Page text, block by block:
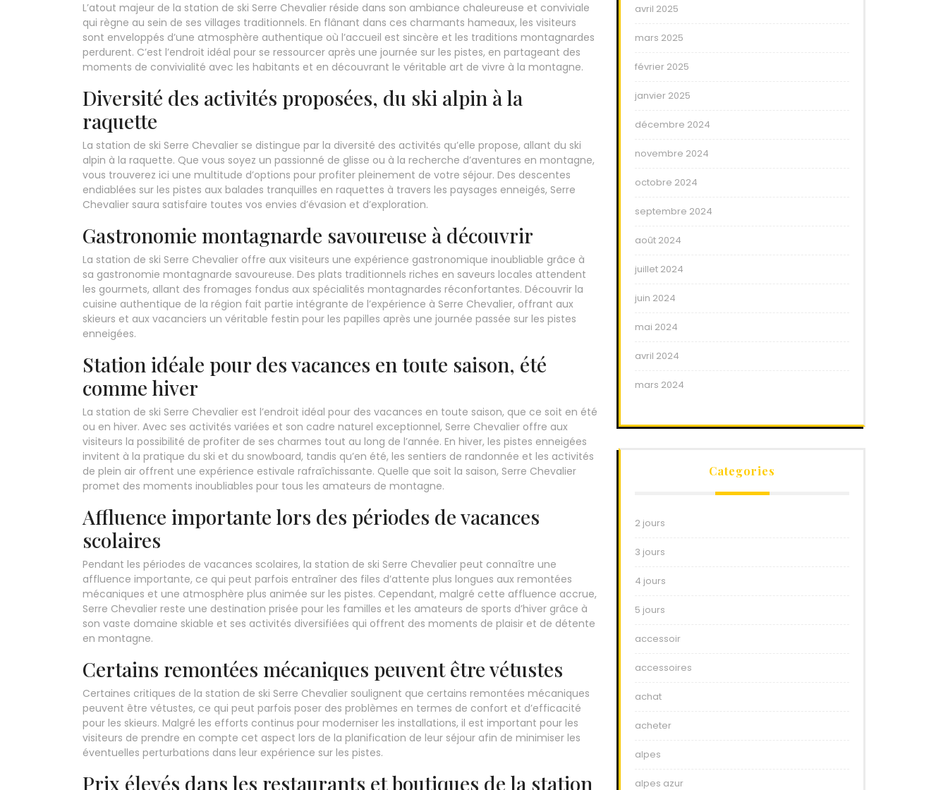
L’atout majeur de la station de ski Serre Chevalier réside dans son ambiance chaleureuse et conviviale
qui règne au sein de ses villages traditionnels. En flânant dans ces charmants hameaux, les visiteurs
sont enveloppés d’une atmosphère authentique où l’accueil est sincère et les traditions montagnardes
perdurent. C’est l’endroit idéal pour se ressourcer après une journée sur les pistes, en partageant des
moments de convivialité avec les habitants et en découvrant le véritable art de vivre à la montagne.
Diversité des activités proposées, du ski alpin à la
raquette
La station de ski Serre Chevalier se distingue par la diversité des activités qu’elle propose, allant du ski
alpin à la raquette. Que vous soyez un passionné de glisse ou à la recherche d’aventures en montagne,
vous trouverez ici une multitude d’options pour profiter pleinement de votre séjour. Des descentes
endiablées sur les pistes aux balades tranquilles en raquettes à travers les paysages enneigés, Serre
Chevalier saura satisfaire toutes vos envies d’évasion et d’exploration.
Gastronomie montagnarde savoureuse à découvrir
La station de ski Serre Chevalier offre aux visiteurs une expérience gastronomique inoubliable grâce à
sa gastronomie montagnarde savoureuse. Des plats traditionnels riches en saveurs locales attendent
les gourmets, allant des fromages fondus aux spécialités montagnardes réconfortantes. Découvrir la
cuisine authentique de la région fait partie intégrante de l’expérience à Serre Chevalier, offrant aux
skieurs et aux vacanciers un véritable festin pour les papilles après une journée passée sur les pistes
enneigées.
Station idéale pour des vacances en toute saison, été
comme hiver
La station de ski Serre Chevalier est l’endroit idéal pour des vacances en toute saison, que ce soit en été
ou en hiver. Avec ses activités variées et son cadre naturel exceptionnel, Serre Chevalier offre aux
visiteurs la possibilité de profiter de ses charmes tout au long de l’année. En hiver, les pistes enneigées
invitent à la pratique du ski et du snowboard, tandis qu’en été, les sentiers de randonnée et les activités
de plein air offrent une expérience estivale rafraîchissante. Quelle que soit la saison, Serre Chevalier
promet des moments inoubliables pour tous les amateurs de montagne.
Affluence importante lors des périodes de vacances
scolaires
Pendant les périodes de vacances scolaires, la station de ski Serre Chevalier peut connaître une
affluence importante, ce qui peut parfois entraîner des files d’attente plus longues aux remontées
mécaniques et une atmosphère plus animée sur les pistes. Cependant, malgré cette affluence accrue,
Serre Chevalier reste une destination prisée pour les familles et les amateurs de sports d’hiver grâce à
son vaste domaine skiable et ses activités diversifiées qui offrent des moments de plaisir et de détente
en montagne.
Certains remontées mécaniques peuvent être vétustes
Certaines critiques de la station de ski Serre Chevalier soulignent que certains remontées mécaniques
peuvent être vétustes, ce qui peut parfois poser des problèmes en termes de confort et d’efficacité
pour les skieurs. Malgré les efforts continus pour moderniser les installations, il est important pour les
visiteurs de prendre en compte cet aspect lors de la planification de leur séjour afin de minimiser les
éventuelles perturbations dans leur expérience sur les pistes.
Prix élevés dans les restaurants et boutiques de la station
avril 2025
mars 2025
février 2025
janvier 2025
décembre 2024
novembre 2024
octobre 2024
septembre 2024
août 2024
juillet 2024
juin 2024
mai 2024
avril 2024
mars 2024
Categories
2 jours
3 jours
4 jours
5 jours
accessoir
accessoires
achat
acheter
alpes
alpes azur